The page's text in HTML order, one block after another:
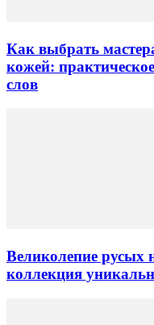
Как выбрать
кожей:
слов
Великолепие русых
коллекция